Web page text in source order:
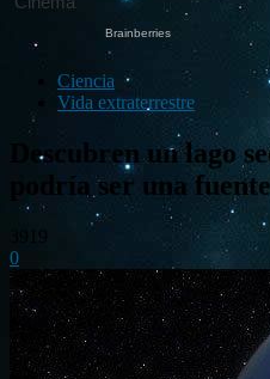
Ciencia
Vida extraterrestre
Descubren un lago
podría ser una
0